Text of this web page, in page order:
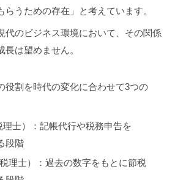
らうための存在」と考えています。
代のビジネス環境において、その関係
は望めません。
役割を時代の変化に合わせて3つの
士）：記帳代行や税務申告を
段階
理士）：過去の数字をもとに節税